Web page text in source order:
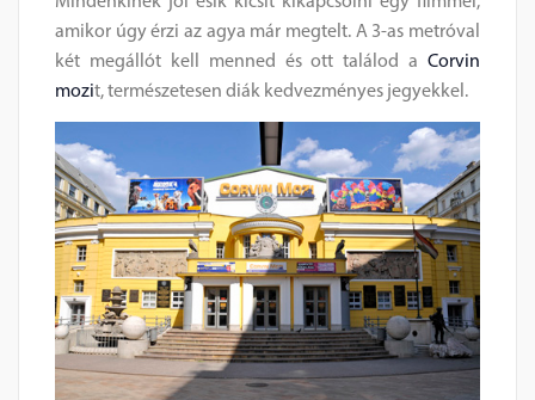
amikor úgy érzi az agya már megtelt. A 3-as metróval
két megállót kell menned és ott találod a Corvin
mozit, természetesen diák kedvezményes jegyekkel.